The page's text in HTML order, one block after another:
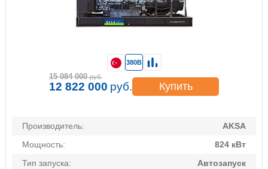
Производитель:
AKSA
Мощность:
824 кВт
Тип запуска:
Автозапуск
380В
15 084 000 руб.
12 822 000 руб. Купить